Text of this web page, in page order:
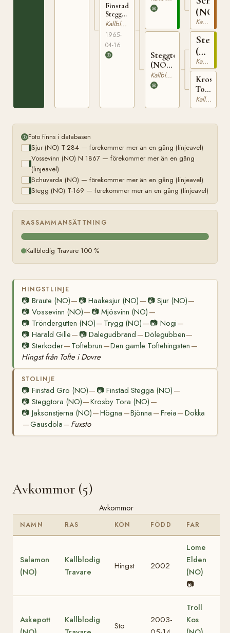
Finstad
Stegga
(NO) N
24104
Kallblodig Travare
1965-
04-16
284
Steggtora
(NO)
T-1720
Kallblodig Travare
(NO)
Kallblodig Travare
Stegg
(NO)
T-
169
Kallblodig Travare
Krosby
Tora
(NO)
T-
Kallblodig Travare
Foto finns i databasen
Sjur (NO) T-284 — förekommer mer än en gång (linjeavel)
Vossevinn (NO) N 1867 — förekommer mer än en gång
(linjeavel)
Schuvarda (NO) — förekommer mer än en gång (linjeavel)
Stegg (NO) T-169 — förekommer mer än en gång (linjeavel)
RASSAMMANSÄTTNING
Kallblodig Travare 100 %
HINGSTLINJE
📷 Braute (NO)— 📷Haakesjur (NO) — 📷 Sjur (NO)—
📷 Vossevinn (NO)— 📷Mjösvinn (NO) —
📷 Tröndergutten (NO)— Trygg (NO) —📷 Nogi—
📷 Harald Gille— 📷Dalegudbrand —Dölegubben—
📷 Sterkoder— Toftebrun —Den gamle Toftehingsten —
Hingst från Tofte i Dovre
STOLINJE
📷 Finstad Gro (NO)— 📷Finstad Stegga (NO) —
📷 Steggtora (NO)—Krosby Tora (NO) —
📷 Jaksonstjerna (NO)—Högna —Bjönna —Freia—Dokka
—Gausdöla— Fuxsto
Avkommor (5)
Avkommor
NAMN RAS KÖN FÖDD FAR
Salamon
(NO)
Kallblodig
Travare
Hingst 2002
Lome
Elden
(NO)
📷
Askepott
Kallblodig
Sto
2003-
Troll
Kos